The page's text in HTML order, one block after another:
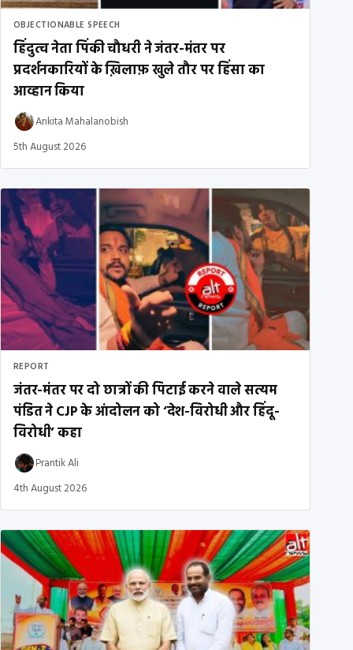
OBJECTIONABLE SPEECH
हिंदुत्व नेता पिंकी चौधरी ने जंतर-मंतर पर
प्रदर्शनकारियों के ख़िलाफ़ खुले तौर पर हिंसा का
आव्हान किया
Ankita Mahalanobish
5th August 2026
REPORT
जंतर-मंतर पर दो छात्रों की पिटाई करने वाले सत्यम
पंडित ने CJP के आंदोलन को ‘देश-विरोधी और हिंदू-
विरोधी’ कहा
Prantik Ali
4th August 2026